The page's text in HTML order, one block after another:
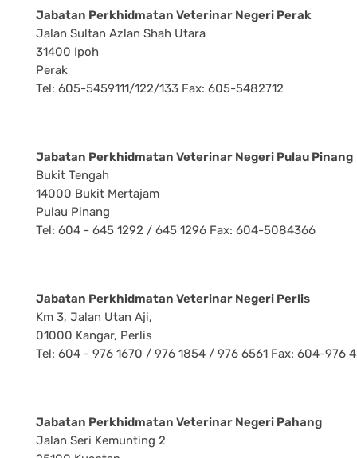
Jabatan Perkhidmatan Veterinar Negeri Perak
Jalan Sultan Azlan Shah Utara
31400 Ipoh
Perak
Tel: 605-5459111/122/133 Fax: 605-5482712
Jabatan Perkhidmatan Veterinar Negeri Pulau Pinang
Bukit Tengah
14000 Bukit Mertajam
Pulau Pinang
Tel: 604 - 645 1292 / 645 1296 Fax: 604-5084366
Jabatan Perkhidmatan Veterinar Negeri Perlis
Km 3, Jalan Utan Aji,
01000 Kangar, Perlis
Tel: 604 - 976 1670 / 976 1854 / 976 6561 Fax: 604-976
Jabatan Perkhidmatan Veterinar Negeri Pahang
Jalan Seri Kemunting 2